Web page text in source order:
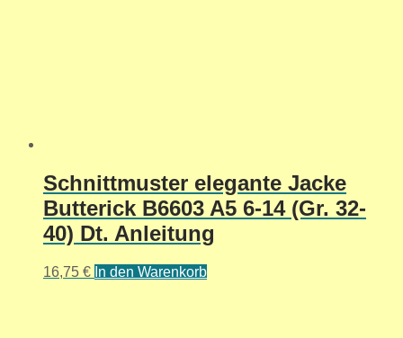
Schnittmuster elegante Jacke
Butterick B6603 A5 6-14 (Gr. 32-
40) Dt. Anleitung
16,75 € In den Warenkorb